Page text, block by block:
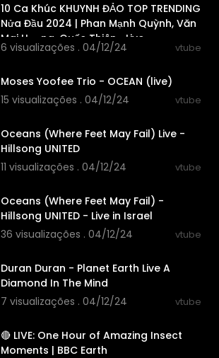
10 Ca Khúc KHUYNH ĐẢO TOP TRENDING
Nửa Đầu 2024 | Phan Mạnh Quỳnh, Văn
Mai Hương, Quốc Thiên... Live
6 visualizações . 04/12/24 vtube
Moses Yoofee Trio - OCEAN (live)
15 visualizações . 04/12/24
vtube
Oceans (Where Feet May Fail) Live -
Hillsong UNITED
11 visualizações . 04/12/24
vtube
Oceans (Where Feet May Fail) -
Hillsong UNITED - Live in Israel
36 visualizações . 04/12/24
vtube
Duran Duran - Planet Earth Live A
Diamond In The Mind
7 visualizações . 04/12/24
vtube
🔴 LIVE: One Hour of Amazing Insect
Moments | BBC Earth